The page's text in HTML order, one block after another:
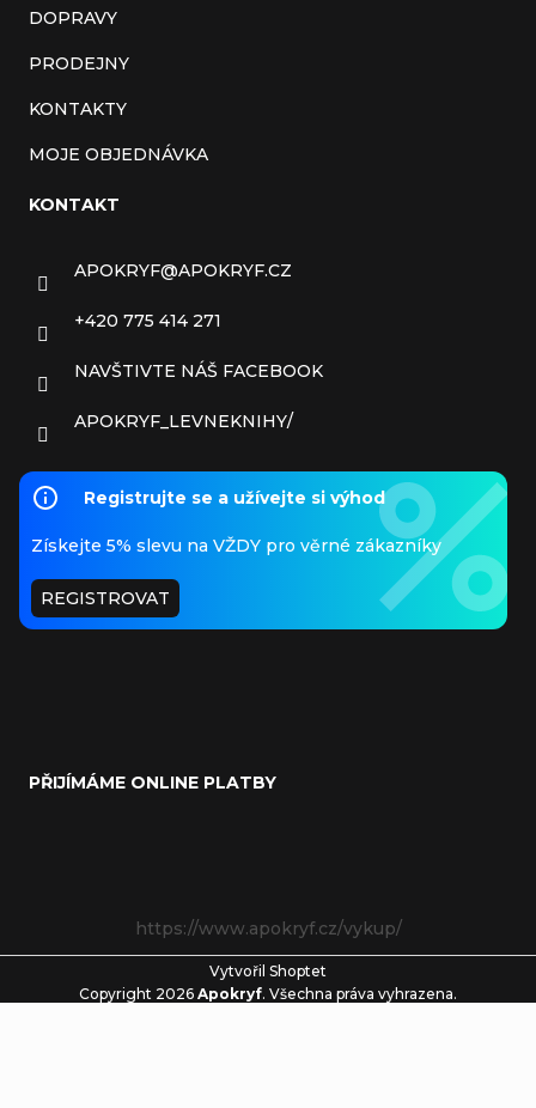
DOPRAVY
PRODEJNY
KONTAKTY
MOJE OBJEDNÁVKA
KONTAKT
APOKRYF@APOKRYF.CZ
+420 775 414 271
NAVŠTIVTE NÁŠ FACEBOOK
APOKRYF_LEVNEKNIHY/
Registrujte se a užívejte si výhod
Získejte 5% slevu na VŽDY pro věrné zákazníky
REGISTROVAT
PŘIJÍMÁME ONLINE PLATBY
https://www.apokryf.cz/vykup/
Vytvořil Shoptet
Copyright 2026 Apokryf. Všechna práva vyhrazena.